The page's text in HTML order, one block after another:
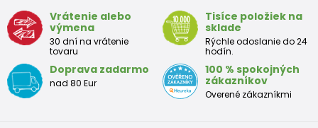
Vrátenie alebo
výmena
30 dní na vrátenie
tovaru
Tisíce položiek na
sklade
Rýchle odoslanie do 24
hodín.
Doprava zadarmo
nad 80 Eur
100 % spokojných
zákazníkov
Overené zákazníkmi